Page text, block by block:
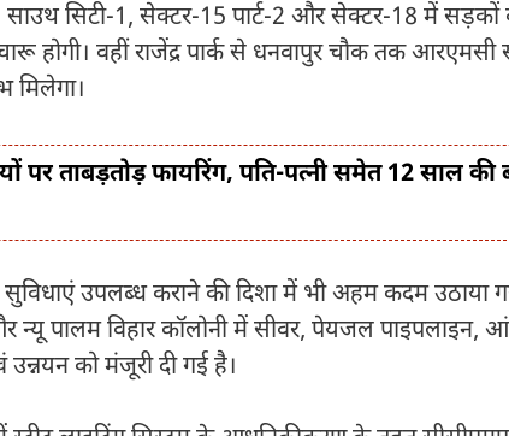
सिटी-1, सेक्टर-15 पार्ट-2 और सेक्टर-18 में सड़कों
होगी। वहीं राजेंद्र पार्क से धनवापुर चौक तक
मिलेगा।
पर ताबड़तोड़ फायरिंग, पति-पत्नी समेत 12 साल
सुविधाएं उपलब्ध कराने की दिशा में भी अहम कदम उठाया
न्यू पालम विहार कॉलोनी में सीवर, पेयजल
को मंजूरी दी गई है।